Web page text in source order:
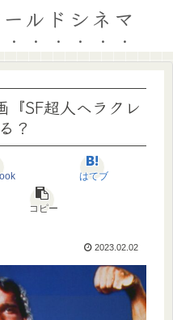
ルドシネマ
SF超人ヘラクレ
？
はてブ
コピー
2023.02.02